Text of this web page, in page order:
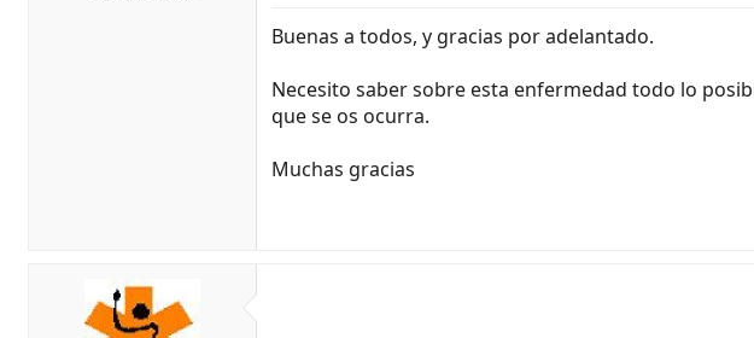
Buenas a todos, y gracias por adelantado.
Necesito saber sobre esta enfermedad todo lo
que se os ocurra.
Muchas gracias